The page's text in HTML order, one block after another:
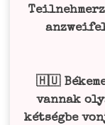
🇭🇺
vannak
két­ség­be